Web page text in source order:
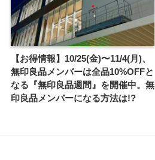
【お得情報】10/25(金)〜11/4(月)、
無印良品メンバーは全品10%OFFと
なる『無印良品週間』を開催中。無
印良品メンバーになる方法は!?